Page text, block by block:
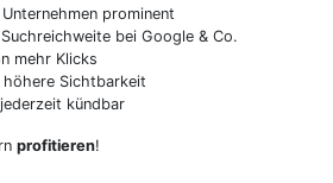
Dienstleistung
Informationen hinzufügen?
hierum uns zu kontaktieren.
besondere Services, die
prominent
bei Google & Co.
mehr Klicks
höhere Sichtbarkeit
kündbar
profitieren!